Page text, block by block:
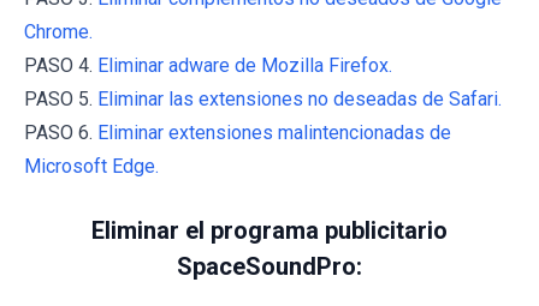
Chrome.
PASO 4. Eliminar adware de Mozilla Firefox.
PASO 5. Eliminar las extensiones no deseadas de Safari.
PASO 6. Eliminar extensiones malintencionadas de
Microsoft Edge.
Eliminar el programa publicitario
SpaceSoundPro: